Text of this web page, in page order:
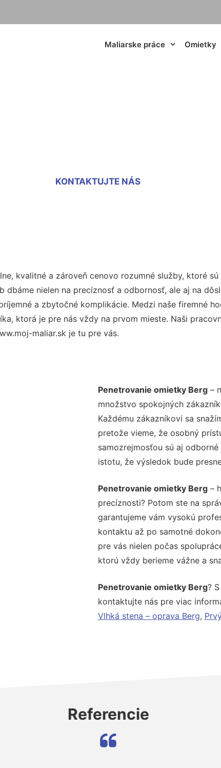
Maliarske práce Omietky
KONTAKTUJTE NÁS
kvalitné a zároveň cenovo rozumné služby, ktoré
dbáme nielen na precíznosť a odbornosť, ale aj na
a zbytočné komplikácie. Medzi naše firemné
ktorá je pre nás vždy na prvom mieste. Naši
maliar.sk je tu pre vás.
Penetrovanie omietky Berg–
množstvo spokojných
Každému zákazníkovi sa
pretože vieme, že osobný
samozrejmosťou sú aj
istotu, že výsledok bude
Penetrovanie omietky Berg–
precíznosti? Potom ste na
garantujeme vám vysokú
kontaktu až po samotné
pre vás nielen počas
ktorú vždy berieme vážne a
Penetrovanie omietky Berg?
kontaktujte nás pre viac
Vlhká stena – oprava Berg,
Referencie